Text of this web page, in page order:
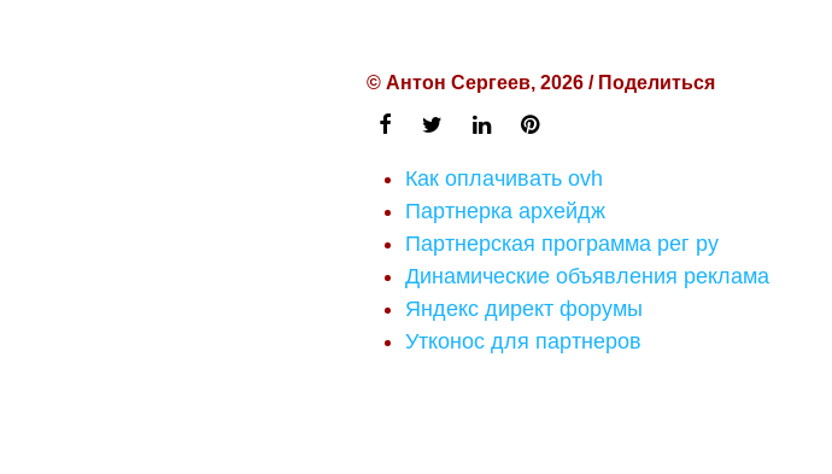
© Антон Сергеев, 2026 / Поделиться
Как оплачивать ovh
Партнерка архейдж
Партнерская программа рег ру
Динамические объявления реклама
Яндекс директ форумы
Утконос для партнеров